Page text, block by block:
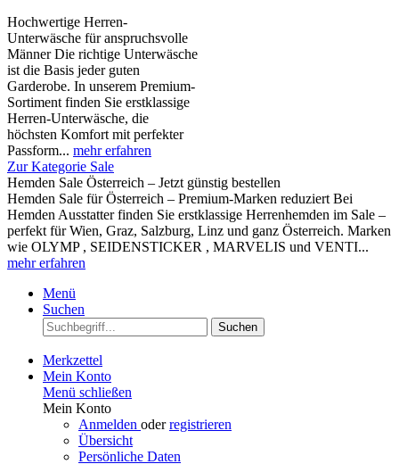
Hochwertige Herren-
Unterwäsche für anspruchsvolle
Männer Die richtige Unterwäsche
ist die Basis jeder guten
Garderobe. In unserem Premium-
Sortiment finden Sie erstklassige
Herren-Unterwäsche, die
höchsten Komfort mit perfekter
Passform... mehr erfahren
Zur Kategorie Sale
Hemden Sale Österreich – Jetzt günstig bestellen
Hemden Sale für Österreich – Premium-Marken reduziert Bei
Hemden Ausstatter finden Sie erstklassige Herrenhemden im Sale –
perfekt für Wien, Graz, Salzburg, Linz und ganz Österreich. Marken
wie OLYMP , SEIDENSTICKER , MARVELIS und VENTI...
mehr erfahren
Menü
Suchen
Suchen
Merkzettel
Mein Konto
Menü schließen
Mein Konto
Anmelden oderregistrieren
Übersicht
Persönliche Daten